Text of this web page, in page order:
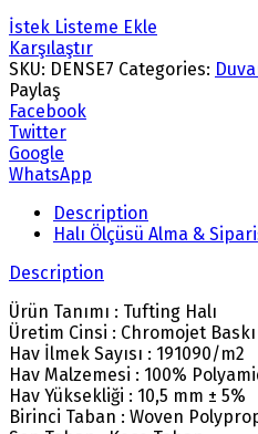
İstek Listeme Ekle
Karşılaştır
SKU: DENSE7 Categories:
Paylaş
Facebook
Twitter
Google
WhatsApp
Description
Halı Ölçüsü Alma &
Description
Ürün Tanımı : Tufting Halı
Üretim Cinsi : Chromojet
Hav İlmek Sayısı : 191090/m2
Hav Malzemesi : 100%
Hav Yüksekliği : 10,5 mm ± 5%
Birinci Taban : Woven